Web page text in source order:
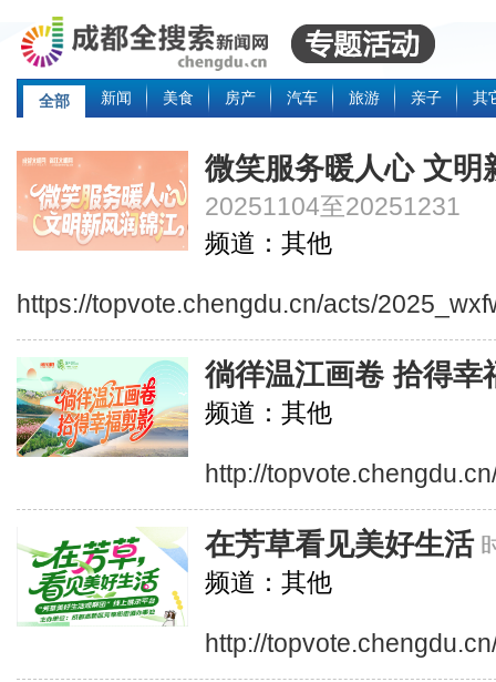
全部 新闻 美食 房产 汽车 旅游 亲子 其
微笑服务暖人心 文明
20251104至20251231
频道：其他
https://topvote.chengdu.cn/acts/
徜徉温江画卷 拾得幸
频道：其他
http://
在芳草看见美好生活
频道：其他
http://